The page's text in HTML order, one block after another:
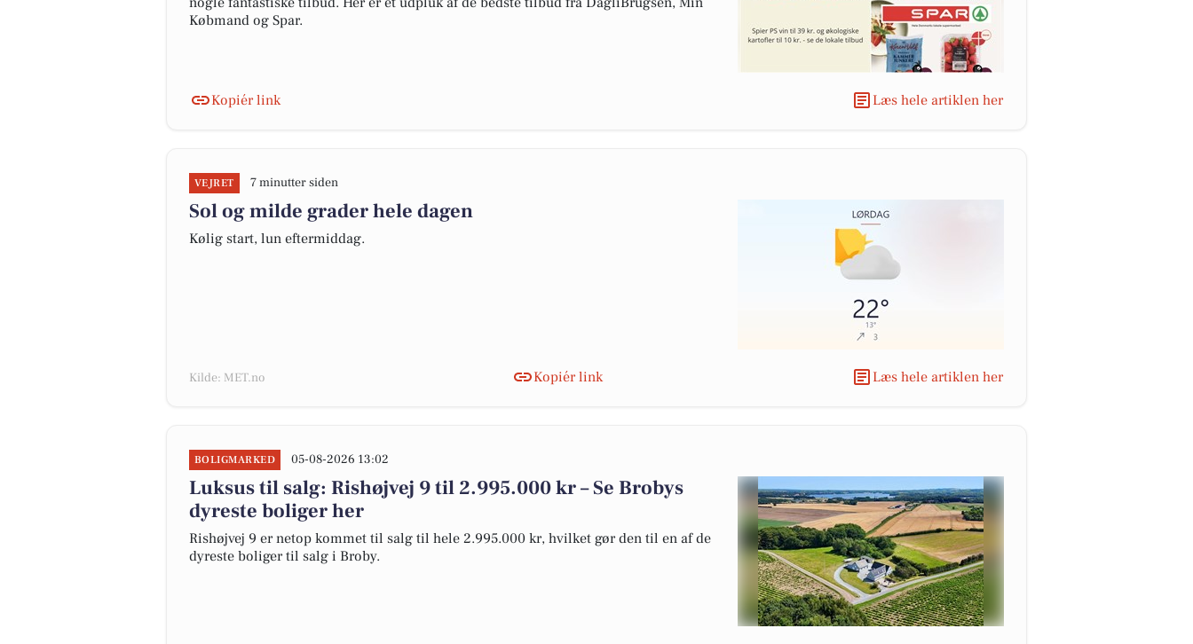
Købmand og Spar.
Kopiér link Læs hele artiklen her
VEJRET 7 minutter siden
Sol og milde grader hele dagen
Kølig start, lun eftermiddag.
Kilde: MET.no Kopiér link Læs hele artiklen her
BOLIGMARKED 05-08-2026 13:02
Luksus til salg: Rishøjvej 9 til 2.995.000 kr – Se Brobys
dyreste boliger her
Rishøjvej 9 er netop kommet til salg til hele 2.995.000 kr, hvilket gør den til en af de
dyreste boliger til salg i Broby.